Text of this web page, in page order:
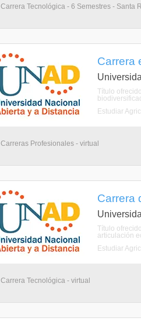
Carrera Tecnológica - 6 Semestres - Santa
Carrera
Título
Estudiar
Carreras Profesionales - virtual
Carrera
Título
articulación
Estudiar
Carrera Tecnológica - virtual